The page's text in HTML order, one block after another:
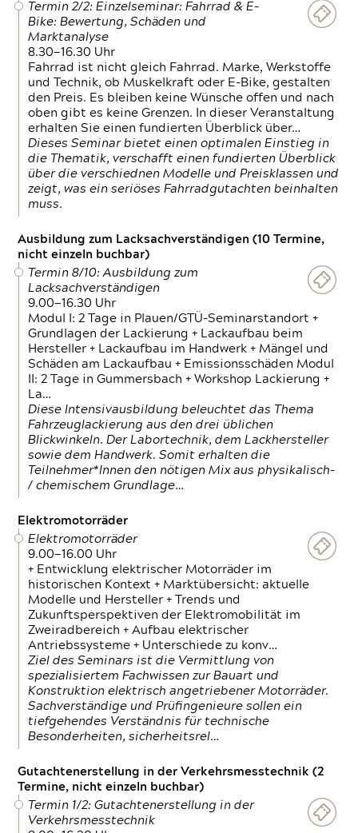
Termin 2/2: Einzelseminar: Fahrrad & E-
Bike: Bewertung, Schäden und
Marktanalyse
8.30—16.30 Uhr
Fahrrad ist nicht gleich Fahrrad. Marke, Werkstoffe
und Technik, ob Muskelkraft oder E-Bike, gestalten
den Preis. Es bleiben keine Wünsche offen und nach
oben gibt es keine Grenzen. In dieser Veranstaltung
erhalten Sie einen fundierten Überblick über…
Dieses Seminar bietet einen optimalen Einstieg in
die Thematik, verschafft einen fundierten Überblick
über die verschiednen Modelle und Preisklassen und
zeigt, was ein seriöses Fahrradgutachten beinhalten
muss.
Ausbildung zum Lacksachverständigen (10 Termine,
nicht einzeln buchbar)
Termin 8/10: Ausbildung zum
Lacksachverständigen
9.00—16.30 Uhr
Modul I: 2 Tage in Plauen/GTÜ-Seminarstandort +
Grundlagen der Lackierung + Lackaufbau beim
Hersteller + Lackaufbau im Handwerk + Mängel und
Schäden am Lackaufbau + Emissionsschäden Modul
II: 2 Tage in Gummersbach + Workshop Lackierung +
La…
Diese Intensivausbildung beleuchtet das Thema
Fahrzeuglackierung aus den drei üblichen
Blickwinkeln. Der Labortechnik, dem Lackhersteller
sowie dem Handwerk. Somit erhalten die
Teilnehmer*Innen den nötigen Mix aus physikalisch-
/ chemischem Grundlage…
Elektromotorräder
Elektromotorräder
9.00—16.00 Uhr
+ Entwicklung elektrischer Motorräder im
historischen Kontext + Marktübersicht: aktuelle
Modelle und Hersteller + Trends und
Zukunftsperspektiven der Elektromobilität im
Zweiradbereich + Aufbau elektrischer
Antriebssysteme + Unterschiede zu konv…
Ziel des Seminars ist die Vermittlung von
spezialisiertem Fachwissen zur Bauart und
Konstruktion elektrisch angetriebener Motorräder.
Sachverständige und Prüfingenieure sollen ein
tiefgehendes Verständnis für technische
Besonderheiten, sicherheitsrel…
Gutachtenerstellung in der Verkehrsmesstechnik (2
Termine, nicht einzeln buchbar)
Termin 1/2: Gutachtenerstellung in der
Verkehrsmesstechnik